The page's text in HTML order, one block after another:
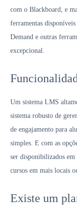
com o Blackboard, e
ferramentas
Demand e outras
excepcional.
Um sistema LMS
sistema robusto de
de engajamento para
simples. E com as
ser disponibilizados
cursos em mais locais
Existe um